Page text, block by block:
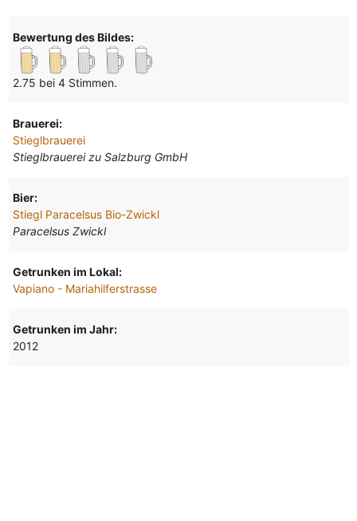
Bewertung des Bildes:
2.75 bei 4 Stimmen.
Brauerei:
Stieglbrauerei
Stieglbrauerei zu Salzburg GmbH
Bier:
Stiegl Paracelsus Bio-Zwickl
Paracelsus Zwickl
Getrunken im Lokal:
Vapiano - Mariahilferstrasse
Getrunken im Jahr:
2012